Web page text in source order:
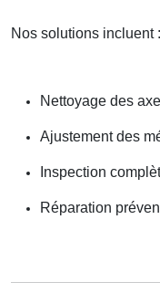
Nos solutions incluent :
Nettoyage des
Ajustement des
Inspection
Réparation